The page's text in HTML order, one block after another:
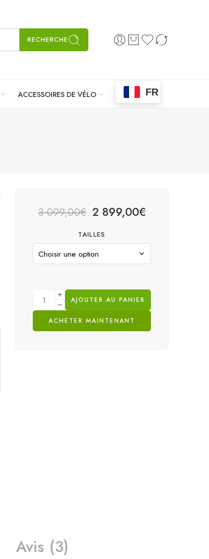
RECHERCHE
ACCESSOIRES DE VÉLO FR
3 099,00€ 2 899,00€
TAILLES
AJOUTER AU PANIER
ACHETER MAINTENANT
Avis (3)